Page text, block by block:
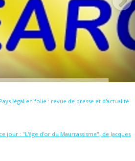
légal en folie : revue de presse et d'actualité
jour : "L'âge d'or du Maurrassisme", de Jacques